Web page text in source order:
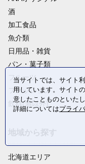
酒
加工食品
魚介類
日用品・雑貨
パン・菓子類
フルーツ
ファッション
飲料(酒以外)
北海道エリア
当サイトでは、サイト
用しています。サイト
意したことものといたし
詳細についてはプライ